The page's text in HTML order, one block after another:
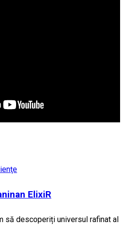
ElixiR
să descoperiți universul rafinat al